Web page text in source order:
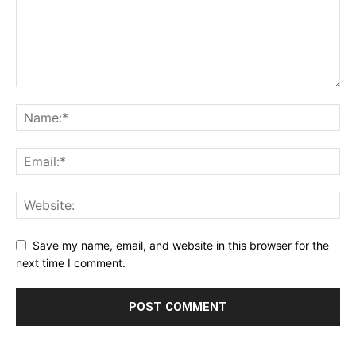
Save my name, email, and website in this browser for the
next time I comment.